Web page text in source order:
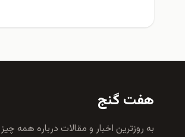
هفت گنج
به روزترين اخبار و مقالات درباره همه چيز